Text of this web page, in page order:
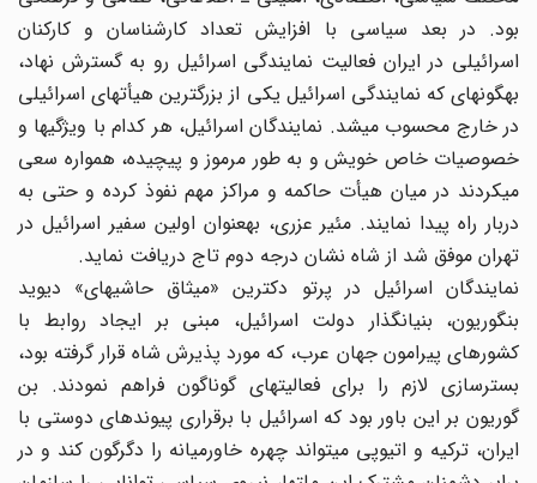
بود. در بعد سیاسی با افزایش تعداد کارشناسان و کارکنان
اسرائیلی در ایران فعالیت نمایندگی اسرائیل رو به گسترش نهاد،
به‎گونه‎ای که نمایندگی اسرائیل یکی از بزرگترین هیأتهای اسرائیلی
در خارج محسوب می‎شد. نمایندگان اسرائیل، هر کدام با ویژگیها و
خصوصیات خاص خویش و به طور مرموز و پیچیده، همواره سعی
می‎کردند در میان هیأت حاکمه و مراکز مهم نفوذ کرده و حتی به
دربار راه پیدا نمایند. مئیر عزری، به‎عنوان اولین سفیر اسرائیل در
تهران موفق شد از شاه نشان درجه دوم تاج دریافت نماید.
نمایندگان اسرائیل در پرتو دکترین «میثاق حاشیه‎ای» دیوید
بن‎گوریون، بنیانگذار دولت اسرائیل، مبنی بر ایجاد روابط با
کشورهای پیرامون جهان عرب، که مورد پذیرش شاه قرار گرفته بود،
بسترسازی لازم را برای فعالیتهای گوناگون فراهم نمودند. بن
گوریون بر این باور بود که اسرائیل با برقراری پیوندهای دوستی با
ایران، ترکیه و اتیوپی می‎تواند چهره خاورمیانه را دگرگون کند و در